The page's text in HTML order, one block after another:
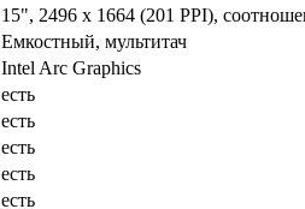
15", 2496 x 1664 (201 PPI),
Емкостный, мультитач
Intel Arc Graphics
есть
есть
есть
есть
есть